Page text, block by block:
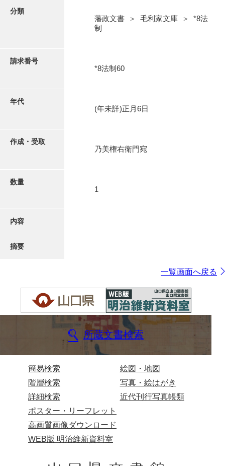
写真・絵はがき
分類
藩政文書 ＞ 毛利家文庫 ＞ *8法
制
請求番号
*8法制60
年代
(年未詳)正月6日
作成・受取
乃美権右衛門宛
数量
1
内容
摘要
一覧画面へ戻る
所蔵文書検索
簡易検索
階層検索
詳細検索
絵図・地図
写真・絵はがき
近代刊行写真帳類
ポスター・リーフレット
高画質画像ダウンロード
WEB版 明治維新資料室